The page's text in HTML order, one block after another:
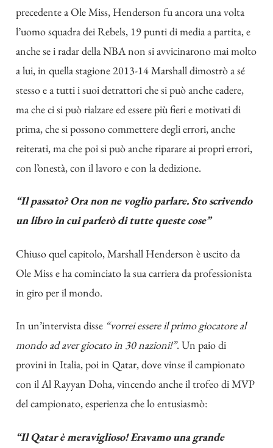
precedente a Ole Miss, Henderson fu ancora una volta
l’uomo squadra dei Rebels, 19 punti di media a partita, e
anche se i radar della NBA non si avvicinarono mai molto
a lui, in quella stagione 2013-14 Marshall dimostrò a sé
stesso e a tutti i suoi detrattori che si può anche cadere,
ma che ci si può rialzare ed essere più fieri e motivati di
prima, che si possono commettere degli errori, anche
reiterati, ma che poi si può anche riparare ai propri errori,
con l’onestà, con il lavoro e con la dedizione.
“Il passato? Ora non ne voglio parlare. Sto scrivendo
un libro in cui parlerò di tutte queste cose”
Chiuso quel capitolo, Marshall Henderson è uscito da
Ole Miss e ha cominciato la sua carriera da professionista
in giro per il mondo.
In un’intervista disse “vorrei essere il primo giocatore al
mondo ad aver giocato in 30 nazioni!”. Un paio di
provini in Italia, poi in Qatar, dove vinse il campionato
con il Al Rayyan Doha, vincendo anche il trofeo di MVP
del campionato, esperienza che lo entusiasmò:
“Il Qatar è meraviglioso! Eravamo una grande